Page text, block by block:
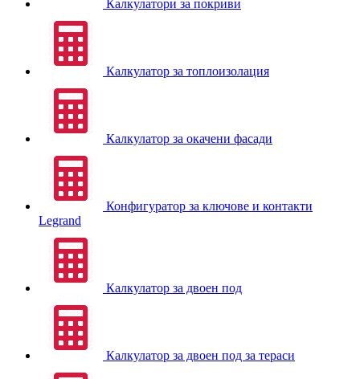
Калкулатори за покриви
Калкулатор за топлоизолация
Калкулатор за окачени фасади
Конфигуратор за ключове и контакти
Legrand
Калкулатор за двоен под
Калкулатор за двоен под за тераси